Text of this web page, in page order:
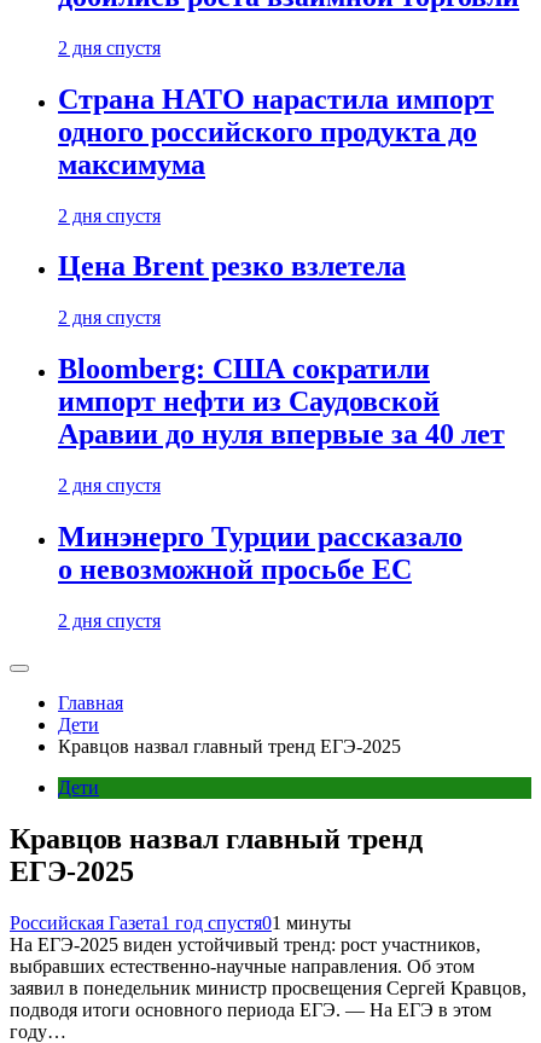
2 дня спустя
Страна НАТО нарастила импорт
одного российского продукта до
максимума
2 дня спустя
Цена Brent резко взлетела
2 дня спустя
Bloomberg: США сократили
импорт нефти из Саудовской
Аравии до нуля впервые за 40 лет
2 дня спустя
Минэнерго Турции рассказало
о невозможной просьбе ЕС
2 дня спустя
Главная
Дети
Кравцов назвал главный тренд ЕГЭ-2025
Дети
Кравцов назвал главный тренд
ЕГЭ-2025
Российская Газета1 год спустя01 минуты
На ЕГЭ-2025 виден устойчивый тренд: рост участников,
выбравших естественно-научные направления. Об этом
заявил в понедельник министр просвещения Сергей Кравцов,
подводя итоги основного периода ЕГЭ. — На ЕГЭ в этом
году…